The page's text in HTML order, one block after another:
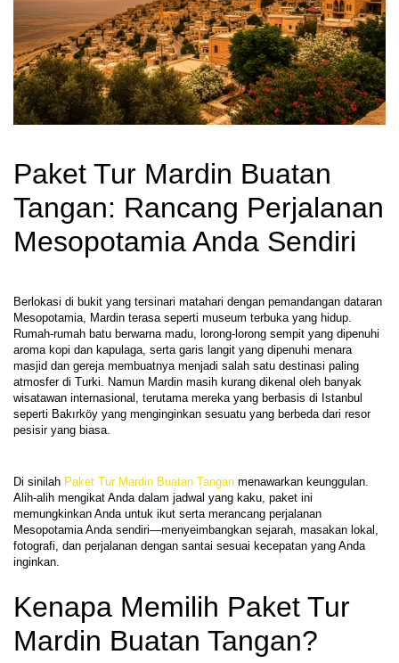
Paket Tur Mardin Buatan
Tangan: Rancang Perjalanan
Mesopotamia Anda Sendiri
Berlokasi di bukit yang tersinari matahari dengan pemandangan dataran
Mesopotamia, Mardin terasa seperti museum terbuka yang hidup.
Rumah-rumah batu berwarna madu, lorong-lorong sempit yang dipenuhi
aroma kopi dan kapulaga, serta garis langit yang dipenuhi menara
masjid dan gereja membuatnya menjadi salah satu destinasi paling
atmosfer di Turki. Namun Mardin masih kurang dikenal oleh banyak
wisatawan internasional, terutama mereka yang berbasis di Istanbul
seperti Bakırköy yang menginginkan sesuatu yang berbeda dari resor
Di sinilah Paket Tur Mardin Buatan Tangan menawarkan keunggulan.
Alih-alih mengikat Anda dalam jadwal yang kaku, paket ini
memungkinkan Anda untuk ikut serta merancang perjalanan
Mesopotamia Anda sendiri—menyeimbangkan sejarah, masakan lokal,
fotografi, dan perjalanan dengan santai sesuai kecepatan yang Anda
Kenapa Memilih Paket Tur
Mardin Buatan Tangan?